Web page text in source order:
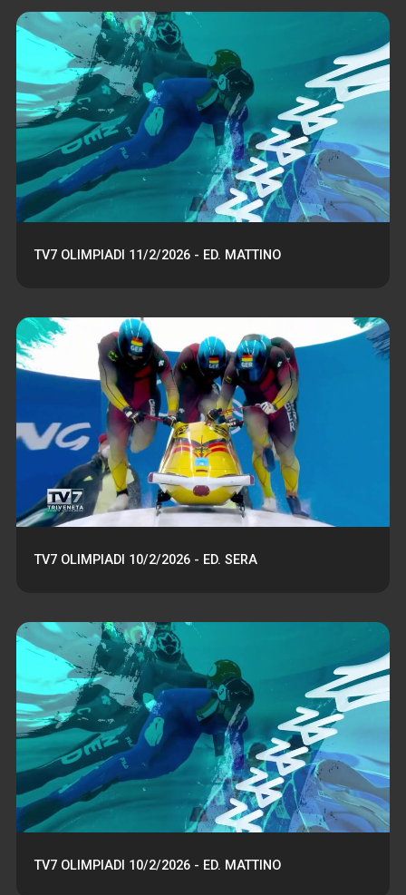
TV7 OLIMPIADI 11/2/2026 - ED. MATTINO
TV7 OLIMPIADI 10/2/2026 - ED. SERA
TV7 OLIMPIADI 10/2/2026 - ED. MATTINO